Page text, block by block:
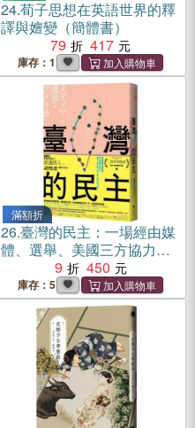
24.荀子思想在英語世界的釋
譯與嬗變（簡體書）
79
417
庫存：1
滿額折
26.臺灣的民主：一場經由媒
體、選舉、美國三方協力擠
壓抬升的造山運動
9 450
庫存：5